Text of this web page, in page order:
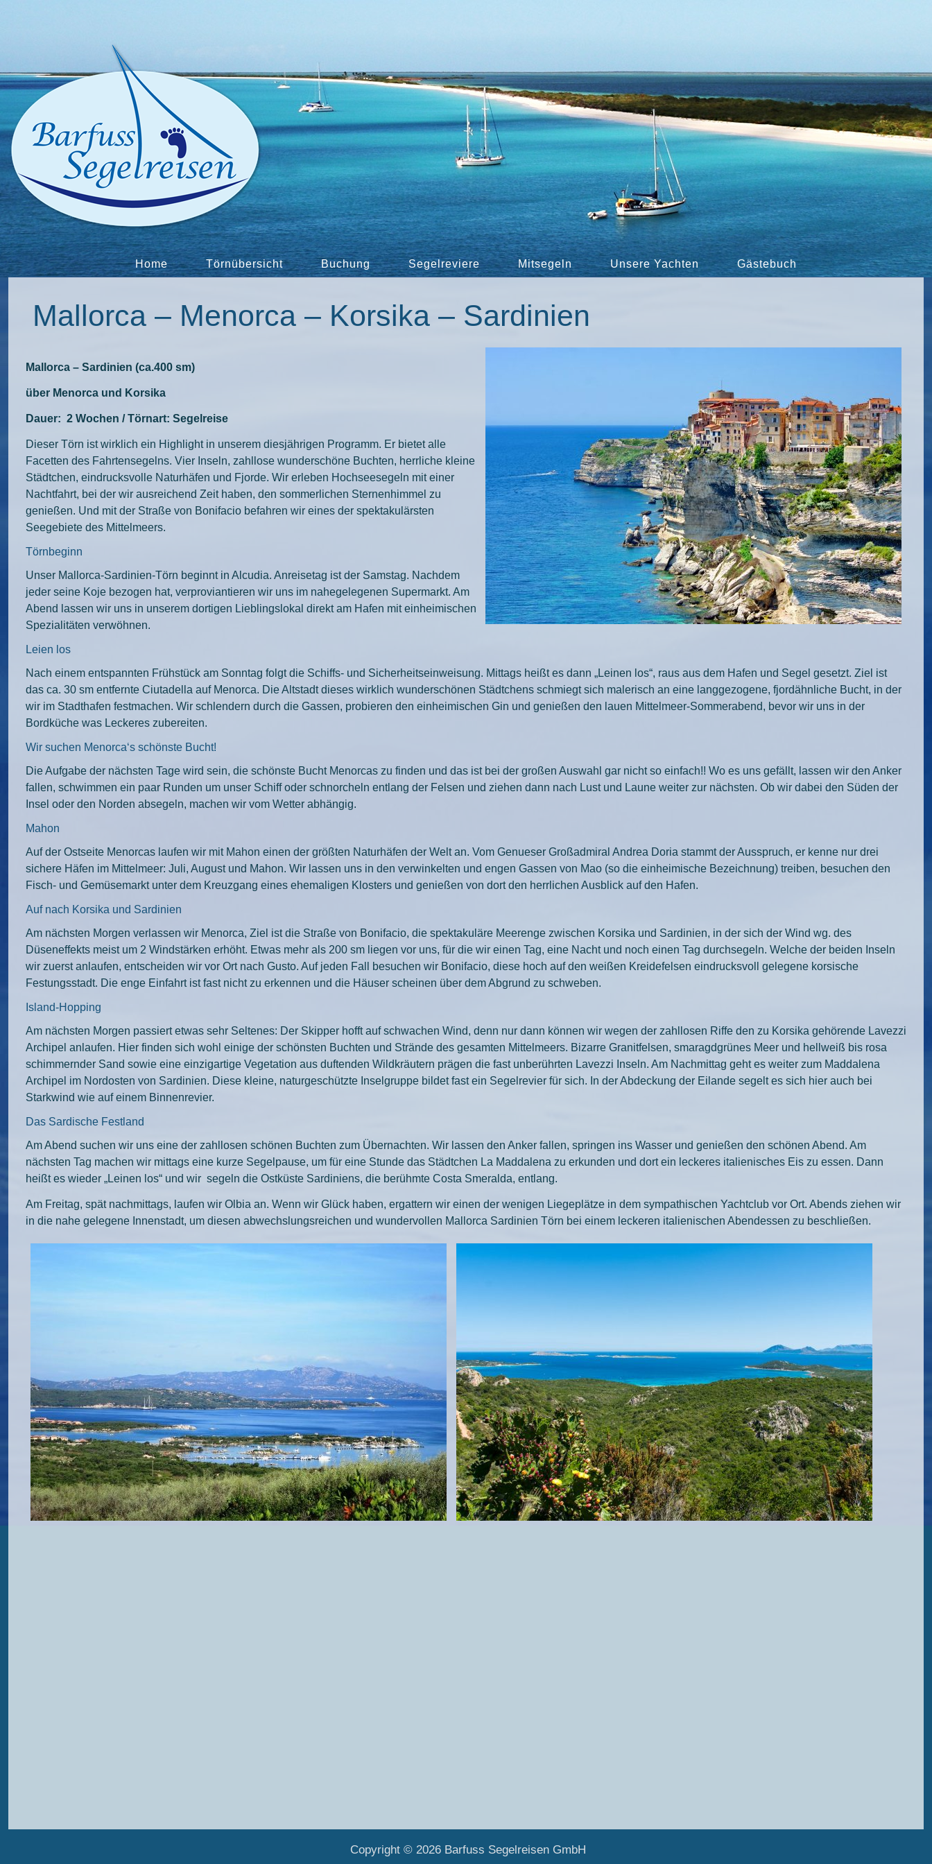
Home Törnübersicht Buchung Segelreviere Mitsegeln Unsere Yachten Gästebuch
Mallorca – Menorca – Korsika – Sardinien
Mallorca – Sardinien (ca.400 sm)
über Menorca und Korsika
Dauer: 2 Wochen / Törnart: Segelreise
Dieser Törn ist wirklich ein Highlight in unserem diesjährigen Programm. Er bietet alle
Facetten des Fahrtensegelns. Vier Inseln, zahllose wunderschöne Buchten, herrliche kleine
Städtchen, eindrucksvolle Naturhäfen und Fjorde. Wir erleben Hochseesegeln mit einer
Nachtfahrt, bei der wir ausreichend Zeit haben, den sommerlichen Sternenhimmel zu
genießen. Und mit der Straße von Bonifacio befahren wir eines der spektakulärsten
Seegebiete des Mittelmeers.
Törnbeginn
Unser Mallorca-Sardinien-Törn beginnt in Alcudia. Anreisetag ist der Samstag. Nachdem
jeder seine Koje bezogen hat, verproviantieren wir uns im nahegelegenen Supermarkt. Am
Abend lassen wir uns in unserem dortigen Lieblingslokal direkt am Hafen mit einheimischen
Spezialitäten verwöhnen.
Leien los
Nach einem entspannten Frühstück am Sonntag folgt die Schiffs- und Sicherheitseinweisung. Mittags heißt es dann „Leinen los“, raus aus dem Hafen und Segel gesetzt. Ziel ist
das ca. 30 sm entfernte Ciutadella auf Menorca. Die Altstadt dieses wirklich wunderschönen Städtchens schmiegt sich malerisch an eine langgezogene, fjordähnliche Bucht, in der
wir im Stadthafen festmachen. Wir schlendern durch die Gassen, probieren den einheimischen Gin und genießen den lauen Mittelmeer-Sommerabend, bevor wir uns in der
Bordküche was Leckeres zubereiten.
Wir suchen Menorca‘s schönste Bucht!
Die Aufgabe der nächsten Tage wird sein, die schönste Bucht Menorcas zu finden und das ist bei der großen Auswahl gar nicht so einfach!! Wo es uns gefällt, lassen wir den Anker
fallen, schwimmen ein paar Runden um unser Schiff oder schnorcheln entlang der Felsen und ziehen dann nach Lust und Laune weiter zur nächsten. Ob wir dabei den Süden der
Insel oder den Norden absegeln, machen wir vom Wetter abhängig.
Mahon
Auf der Ostseite Menorcas laufen wir mit Mahon einen der größten Naturhäfen der Welt an. Vom Genueser Großadmiral Andrea Doria stammt der Ausspruch, er kenne nur drei
sichere Häfen im Mittelmeer: Juli, August und Mahon. Wir lassen uns in den verwinkelten und engen Gassen von Mao (so die einheimische Bezeichnung) treiben, besuchen den
Fisch- und Gemüsemarkt unter dem Kreuzgang eines ehemaligen Klosters und genießen von dort den herrlichen Ausblick auf den Hafen.
Auf nach Korsika und Sardinien
Am nächsten Morgen verlassen wir Menorca, Ziel ist die Straße von Bonifacio, die spektakuläre Meerenge zwischen Korsika und Sardinien, in der sich der Wind wg. des
Düseneffekts meist um 2 Windstärken erhöht. Etwas mehr als 200 sm liegen vor uns, für die wir einen Tag, eine Nacht und noch einen Tag durchsegeln. Welche der beiden Inseln
wir zuerst anlaufen, entscheiden wir vor Ort nach Gusto. Auf jeden Fall besuchen wir Bonifacio, diese hoch auf den weißen Kreidefelsen eindrucksvoll gelegene korsische
Festungsstadt. Die enge Einfahrt ist fast nicht zu erkennen und die Häuser scheinen über dem Abgrund zu schweben.
Island-Hopping
Am nächsten Morgen passiert etwas sehr Seltenes: Der Skipper hofft auf schwachen Wind, denn nur dann können wir wegen der zahllosen Riffe den zu Korsika gehörende Lavezzi
Archipel anlaufen. Hier finden sich wohl einige der schönsten Buchten und Strände des gesamten Mittelmeers. Bizarre Granitfelsen, smaragdgrünes Meer und hellweiß bis rosa
schimmernder Sand sowie eine einzigartige Vegetation aus duftenden Wildkräutern prägen die fast unberührten Lavezzi Inseln. Am Nachmittag geht es weiter zum Maddalena
Archipel im Nordosten von Sardinien. Diese kleine, naturgeschützte Inselgruppe bildet fast ein Segelrevier für sich. In der Abdeckung der Eilande segelt es sich hier auch bei
Starkwind wie auf einem Binnenrevier.
Das Sardische Festland
Am Abend suchen wir uns eine der zahllosen schönen Buchten zum Übernachten. Wir lassen den Anker fallen, springen ins Wasser und genießen den schönen Abend. Am
nächsten Tag machen wir mittags eine kurze Segelpause, um für eine Stunde das Städtchen La Maddalena zu erkunden und dort ein leckeres italienisches Eis zu essen. Dann
heißt es wieder „Leinen los“ und wir segeln die Ostküste Sardiniens, die berühmte Costa Smeralda, entlang.
Am Freitag, spät nachmittags, laufen wir Olbia an. Wenn wir Glück haben, ergattern wir einen der wenigen Liegeplätze in dem sympathischen Yachtclub vor Ort. Abends ziehen wir
in die nahe gelegene Innenstadt, um diesen abwechslungsreichen und wundervollen Mallorca Sardinien Törn bei einem leckeren italienischen Abendessen zu beschließen.
Copyright © 2026 Barfuss Segelreisen GmbH